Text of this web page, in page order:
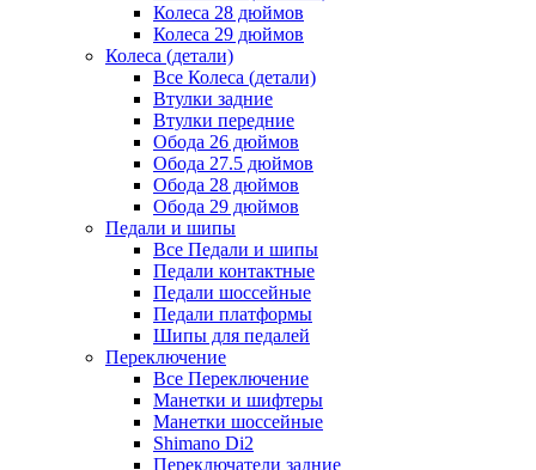
Колеса 28 дюймов
Колеса 29 дюймов
Колеса (детали)
Все Колеса (детали)
Втулки задние
Втулки передние
Обода 26 дюймов
Обода 27.5 дюймов
Обода 28 дюймов
Обода 29 дюймов
Педали и шипы
Все Педали и шипы
Педали контактные
Педали шоссейные
Педали платформы
Шипы для педалей
Переключение
Все Переключение
Манетки и шифтеры
Манетки шоссейные
Shimano Di2
Переключатели задние